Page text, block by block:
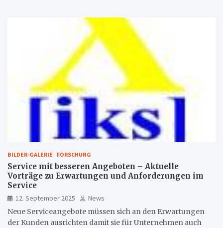
BILDER-GALERIE FORSCHUNG
Service mit besseren Angeboten – Aktuelle
Vorträge zu Erwartungen und Anforderungen im
Service
12. September 2025
News
Neue Serviceangebote müssen sich an den Erwartungen
der Kunden ausrichten damit sie für Unternehmen auch